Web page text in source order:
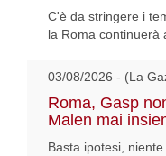
C'è da stringere i
la Roma continuerà
03/08/2026 - (La
Roma, Gasp
Malen mai
Basta ipotesi,